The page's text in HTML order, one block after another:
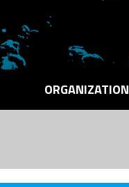
ORGANIZATION